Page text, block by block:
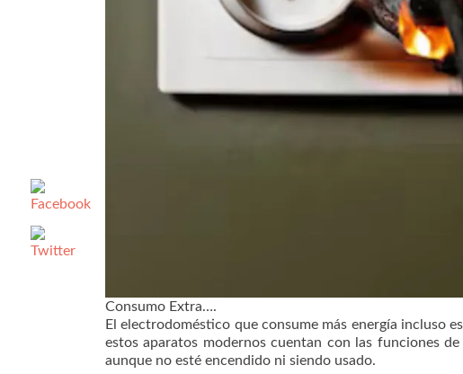
Consumo Extra….
El electrodoméstico que consume más energía incluso
estos aparatos modernos cuentan con las funciones de
aunque no esté encendido ni siendo usado.